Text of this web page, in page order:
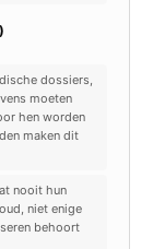
dossiers,
moeten
hen worden
maken dit
nooit hun
niet enige
behoort